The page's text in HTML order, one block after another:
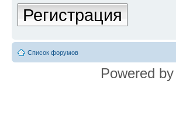
Регистрация
Список форумов
Powered by